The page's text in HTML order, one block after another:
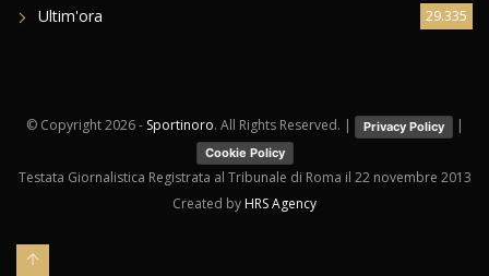
Ultim'ora 29.335
© Copyright2026 - Sportinoro. All Rights Reserved. | Privacy Policy |
Cookie Policy
Testata Giornalistica Registrata al Tribunale di Roma il 22 novembre 2013
Created by HRS Agency